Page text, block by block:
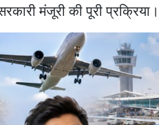
मंजूरी की पूरी प्रक्रिया।